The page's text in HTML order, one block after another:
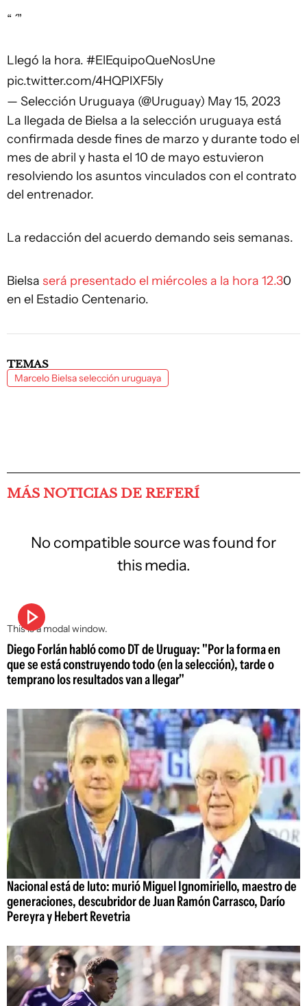
“ ́ ”
Llegó la hora. #ElEquipoQueNosUne
pic.twitter.com/4HQPlXF5ly
— Selección Uruguaya (@Uruguay) May 15, 2023
La llegada de Bielsa a la selección uruguaya está
confirmada desde fines de marzo y durante todo el
mes de abril y hasta el 10 de mayo estuvieron
resolviendo los asuntos vinculados con el contrato
del entrenador.
La redacción del acuerdo demando seis semanas.
Bielsa será presentado el miércoles a la hora 12.30
en el Estadio Centenario.
TEMAS
Marcelo Bielsa selección uruguaya
MÁS NOTICIAS DE REFERÍ
This is a modal window.
No compatible source was found for
this media.
Diego Forlán habló como DT de Uruguay: "Por la forma en
que se está construyendo todo (en la selección), tarde o
temprano los resultados van a llegar"
Nacional está de luto: murió Miguel Ignomiriello, maestro de
generaciones, descubridor de Juan Ramón Carrasco, Darío
Pereyra y Hebert Revetria